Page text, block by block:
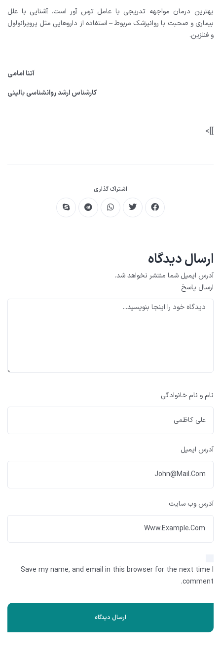
بهترین درمان مواجهه تدریجی با عامل ترس آور است. آشنایی با علل
بیماری و صحبت با روانپزشک مربوط – استفاده از داروهایی مثل پروپرانولول
و فنلزین.
آتنا امامی
کارشناس ارشد روانشناسی بالینی
]]>
اشتراک گذاری
ارسال دیدگاه
آدرس ایمیل شما منتشر نخواهد شد.
ارسال پاسخ
نام و نام خانوادگی
آدرس ایمیل
آدرس وب سایت
Save my name, and email in this browser for the next time I
comment.